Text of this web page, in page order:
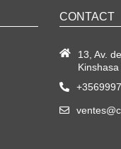
CONTACT
13, Av.